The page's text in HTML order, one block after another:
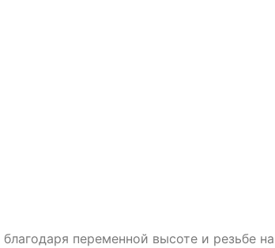
благодаря переменной высоте и резьбе на